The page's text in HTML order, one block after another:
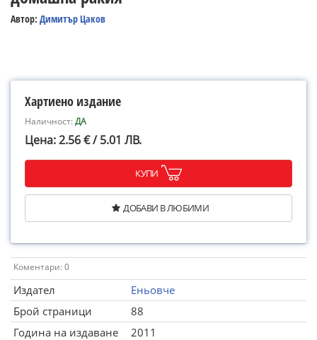
Автор: Димитър Цаков
Хартиено издание
Наличност:ДА
Цена: 2.56 € / 5.01 ЛВ.
КУПИ
ДОБАВИ В ЛЮБИМИ
Коментари: 0
Издател
Еньовче
Брой страници
88
Година на издаване
2011